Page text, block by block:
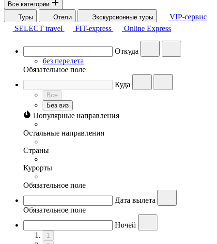
Все категории
Туры
Отели Экскурсионные туры
VIP-сервис
SELECT travel
FIT-express Online Express
Откуда
без перелета
Обязательное поле
Куда
Все
Без виз
Популярные направления
Остальные направления
Страны
Курорты
Обязательное поле
Дата вылета
Обязательное поле
Ночей
1